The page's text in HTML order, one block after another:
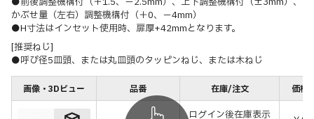
かぶせ量（左右）調整機構付（＋0、－4mm）
●H寸法はインセット使用時、扉厚+42mmとなります。
[推奨ねじ]
●呼び径5皿頭、または丸皿頭のタッピンねじ、または木ねじ
画像・3Dビュー 品番 在庫/注文 価格(
ログイン後在庫表示